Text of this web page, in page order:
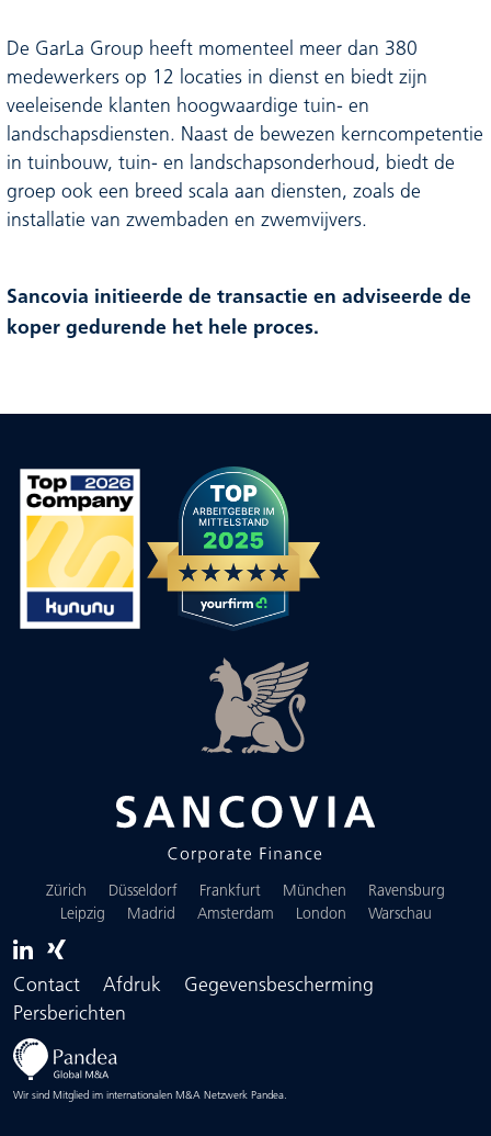
De GarLa Group heeft momenteel meer dan 380
medewerkers op 12 locaties in dienst en biedt zijn
veeleisende klanten hoogwaardige tuin- en
landschapsdiensten. Naast de bewezen kerncompetentie
in tuinbouw, tuin- en landschapsonderhoud, biedt de
groep ook een breed scala aan diensten, zoals de
installatie van zwembaden en zwemvijvers.
Sancovia initieerde de transactie en adviseerde de
koper gedurende het hele proces.
Zürich Düsseldorf Frankfurt München
Ravensburg
Leipzig
Madrid Amsterdam London Warschau
Contact Afdruk
Gegevensbescherming
Persberichten
Wir sind Mitglied im internationalen M&A Netzwerk Pandea.